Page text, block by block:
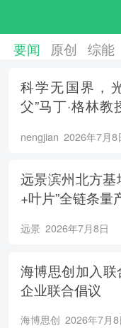
要闻 原创 综能
科学无国界，
父”马丁·格林
nengjian 2026年7月8
远景滨州北方
+叶片”全链条量
远景 2026年7月8日
海博思创加入
企业联合倡议
海博思创 2026年7月8